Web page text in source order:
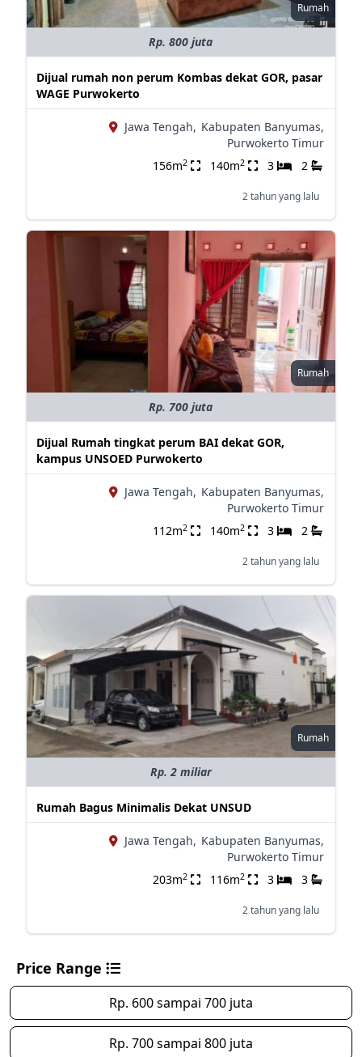
Rumah
Rp. 800 juta
Dijual rumah non perum Kombas dekat GOR, pasar
WAGE Purwokerto
Jawa Tengah, Kabupaten Banyumas,
Purwokerto Timur
156m2 140m2 3 2
2 tahun yang lalu
Rumah
Rp. 700 juta
Dijual Rumah tingkat perum BAI dekat GOR,
kampus UNSOED Purwokerto
Jawa Tengah, Kabupaten Banyumas,
Purwokerto Timur
112m2 140m2 3 2
2 tahun yang lalu
Rumah
Rp. 2 miliar
Rumah Bagus Minimalis Dekat UNSUD
Jawa Tengah, Kabupaten Banyumas,
Purwokerto Timur
203m2 116m2 3 3
2 tahun yang lalu
Price Range
Rp. 600 sampai 700 juta
Rp. 700 sampai 800 juta